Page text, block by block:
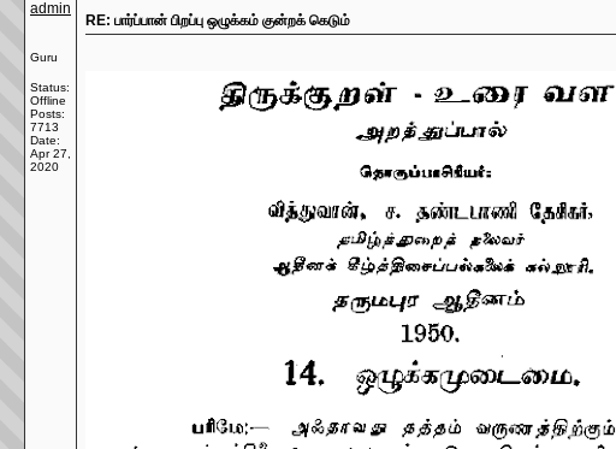
admin
Guru
Status:
Offline
Posts:
7713
Date:
Apr 27,
2020
RE: பார்ப்பான் பிறப்பு ஒழுக்கம் குன்றக் கெடும்